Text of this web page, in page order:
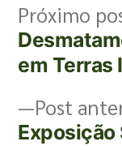
Post
Exposição
Próximo
em Terras